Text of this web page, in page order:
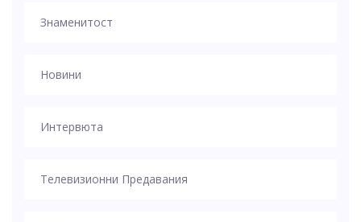
Знаменитост
Новини
Интервюта
Телевизионни Предавания